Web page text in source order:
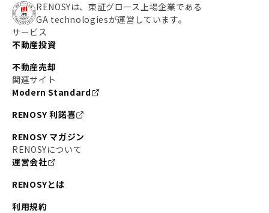
RENOSYは、東証グロース上場企業である
GA technologiesが運営しています。
サービス
不動産投資
不動産売却
関連サイト
Modern Standard
RENOSY 利諾喜
RENOSY マガジン
RENOSYについて
運営会社
RENOSYとは
利用規約